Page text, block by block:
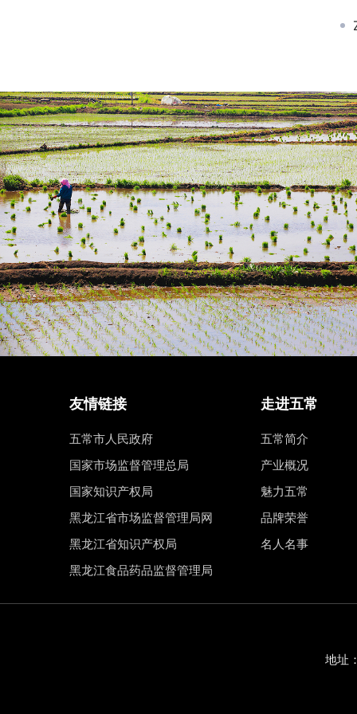
友情链接
五常市人民政府
国家市场监督管理总局
国家知识产权局
黑龙江省市场监督管理局网
黑龙江省知识产权局
黑龙江食品药品监督管理局
走进五常
五常简介
产业概况
魅力五常
品牌荣誉
名人名事
地址